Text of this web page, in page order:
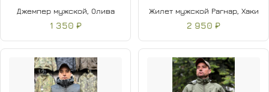
Джемпер мужской, Олива
1 350 ₽
Жилет мужской Рагнар, Хаки
2 950 ₽